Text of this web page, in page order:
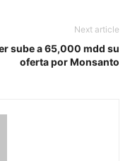
Next article
sube a 65,000 mdd su
oferta por Monsanto